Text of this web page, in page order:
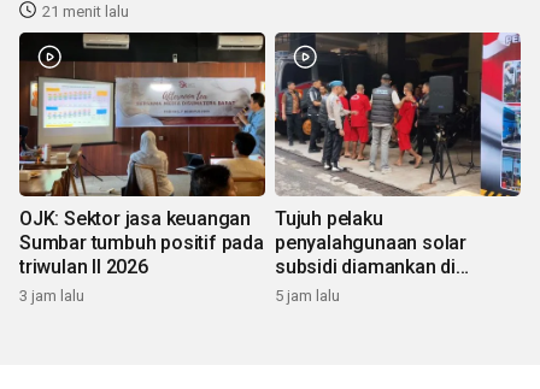
21 menit lalu
OJK: Sektor jasa keuangan
Sumbar tumbuh positif pada
triwulan II 2026
3 jam lalu
Tujuh pelaku
penyalahgunaan solar
subsidi diamankan di
Sumbar
5 jam lalu